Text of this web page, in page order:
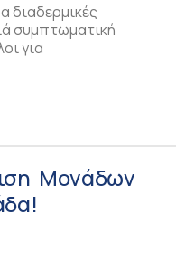
διαδερμικές
συμπτωματική
για
Μονάδων